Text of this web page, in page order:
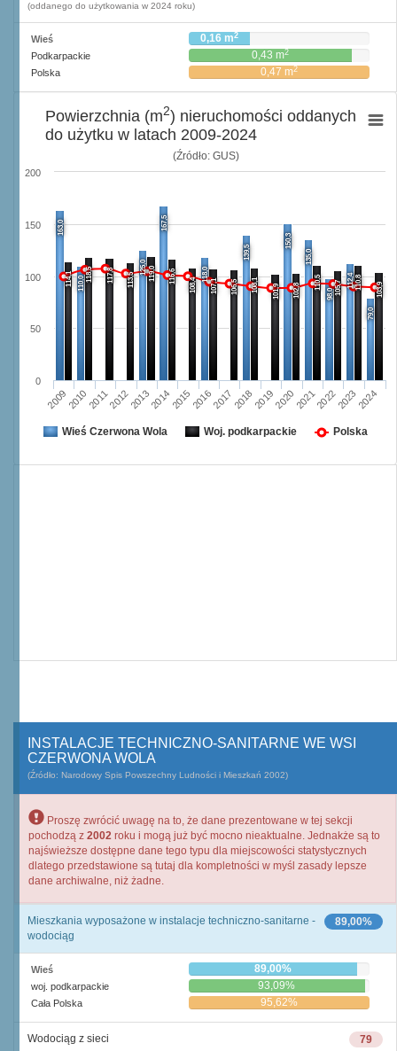
(oddanego do użytkowania w 2024 roku)
Wieś 0,16 m2
Podkarpackie 0,43 m2
Polska 0,47 m2
(Źródło: GUS)
163,0
110,0
125,0
167,5
118,0
139,5
150,3
135,0
98,0
112,4
79,0
114,1 118,5 117,8 113,5 119,0 116,6
108,4 107,1 106,5 108,1 101,9 102,8 110,5 105,7 110,8 103,9
2009201020112012201320142015201620172018201920202021202220232024
0
50
100
150
200
Powierzchnia (m2) nieruchomości oddanych
do użytku w latach 2009-2024
Wieś Czerwona Wola Woj. podkarpackie Polska
INSTALACJE TECHNICZNO-SANITARNE WE WSI
CZERWONA WOLA
(Źródło: Narodowy Spis Powszechny Ludności i Mieszkań 2002)
Proszę zwrócić uwagę na to, że dane prezentowane w tej sekcji
pochodzą z 2002 roku i mogą już być mocno nieaktualne. Jednakże są to
najświeższe dostępne dane tego typu dla miejscowości statystycznych
dlatego przedstawione są tutaj dla kompletności w myśl zasady lepsze
dane archiwalne, niż żadne.
89,00%
Mieszkania wyposażone w instalacje techniczno-sanitarne -
wodociąg
Wieś 89,00%
woj. podkarpackie 93,09%
Cała Polska 95,62%
79
Wodociąg z sieci